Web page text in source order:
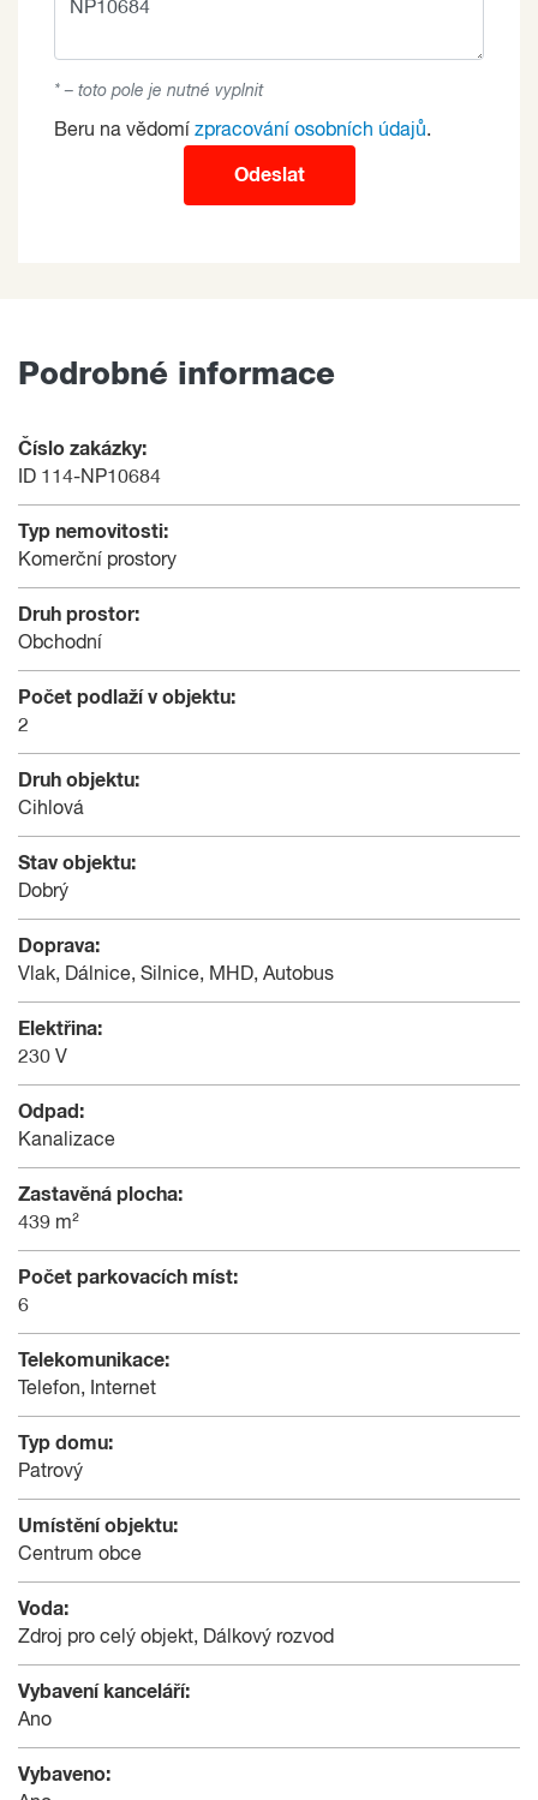
* – toto pole je nutné vyplnit
Beru na vědomí zpracování osobních údajů.
Odeslat
Podrobné informace
Číslo zakázky:
ID 114-NP10684
Typ nemovitosti:
Komerční prostory
Druh prostor:
Obchodní
Počet podlaží v objektu:
2
Druh objektu:
Cihlová
Stav objektu:
Dobrý
Doprava:
Vlak, Dálnice, Silnice, MHD, Autobus
Elektřina:
230 V
Odpad:
Kanalizace
Zastavěná plocha:
439 m²
Počet parkovacích míst:
6
Telekomunikace:
Telefon, Internet
Typ domu:
Patrový
Umístění objektu:
Centrum obce
Voda:
Zdroj pro celý objekt, Dálkový rozvod
Vybavení kanceláří:
Ano
Vybaveno: